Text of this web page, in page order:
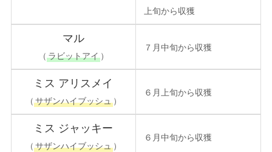
上旬から収獲
マル
（ ラビットアイ）
７月中旬から収獲
ミス アリスメイ
（ サザンハイブッシュ）
６月上旬から収獲
ミス ジャッキー
（ サザンハイブッシュ）
６月中旬から収獲